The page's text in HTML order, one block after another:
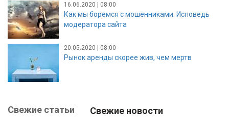
16.06.2020 | 08:00
Как мы боремся с мошенниками. Исповедь
модератора сайта
20.05.2020 | 08:00
Рынок аренды скорее жив, чем мертв
Свежие статьи Свежие новости